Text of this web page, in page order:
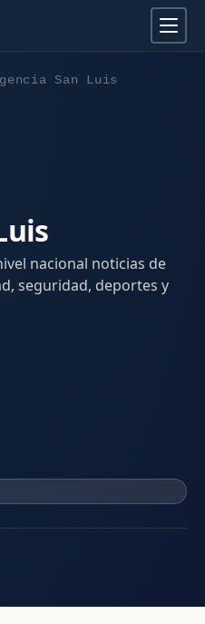
San Luis
nacional noticias de
seguridad, deportes y